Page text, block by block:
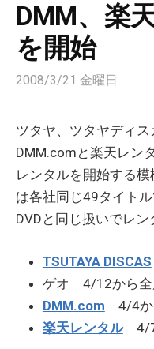
DMM、楽
を開始
2008/3/21 金曜日
ツタヤ、ツタヤディ
DMM.comと楽天レン
レンタルを開始する
は各社同じ49タイト
DVDと同じ扱いでレン
TSUTAYA DISCAS
ゲオ 4/12から全
DMM.com 4/4か
楽天レンタル4/7